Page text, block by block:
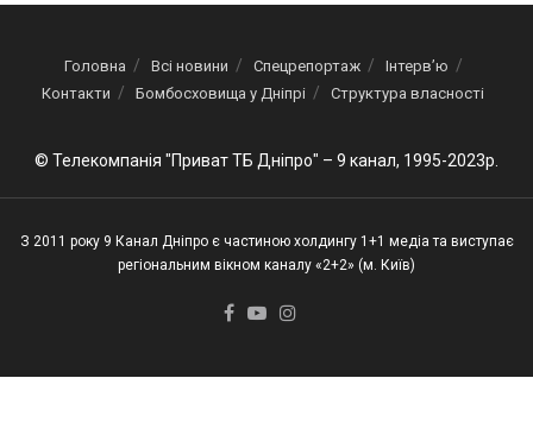
Головна Всі новини Спецрепортаж
Інтерв’ю
Контакти
Бомбосховища у Дніпрі Структура власності
© Телекомпанія "Приват ТБ Дніпро" – 9 канал, 1995-2023р.
З 2011 року 9 Канал Дніпро є частиною холдингу 1+1 медіа та виступає
регіональним вікном каналу «2+2» (м. Київ)